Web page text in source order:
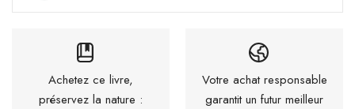
Achetez ce livre,
préservez la nature :
Votre achat responsable
garantit un futur meilleur